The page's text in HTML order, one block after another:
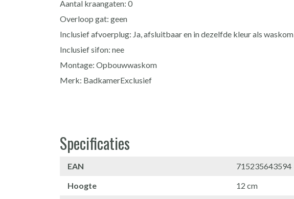
Aantal kraangaten: 0
Overloop gat: geen
Inclusief afvoerplug: Ja, afsluitbaar en in dezelfde kleur als waskom
Inclusief sifon: nee
Montage: Opbouwwaskom
Merk: BadkamerExclusief
Specificaties
EAN
715235643594
Hoogte
12 cm